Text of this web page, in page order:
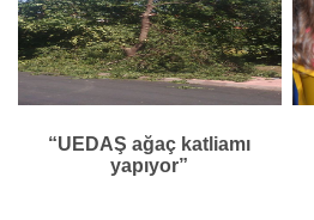
“UEDAŞ ağaç katliamı
yapıyor”